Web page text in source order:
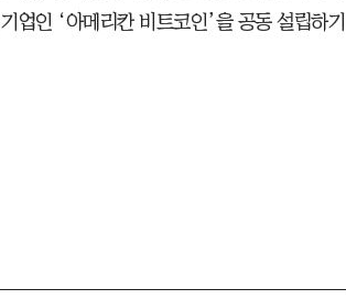
업인 ‘아메리칸 비트코인’을 공동 설립하기